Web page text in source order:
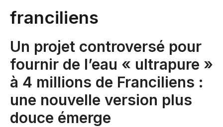
franciliens
Un projet controversé pour
fournir de l’eau « ultrapure »
à 4 millions de Franciliens :
une nouvelle version plus
douce émerge